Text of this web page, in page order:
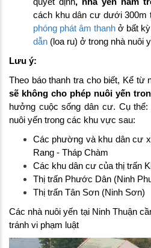
cách khu dân cư dưới 300m
phóng phát âm thanh ở bất
dẫn (loa ru) ở trong nhà nuôi
Lưu ý:
Theo báo thanh tra cho biết, Kể từ
sẽ không cho phép nuôi yến
hưởng cuộc sống dân cư. Cụ
nuôi yến trong các khu vực sau:
Các phường và khu dân cư
Rang - Tháp Chàm
Các khu dân cư của thị trấn
Thị trấn Phước Dân (Ninh
Thị trấn Tân Sơn (Ninh Sơn)
Các nhà nuôi yến tại Ninh Thuận
tránh vi phạm luật